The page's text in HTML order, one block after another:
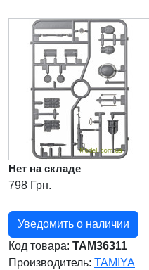
Нет на складе
798 Грн.
Уведомить о наличии
Код товара: TAM36311
Производитель: TAMIYA